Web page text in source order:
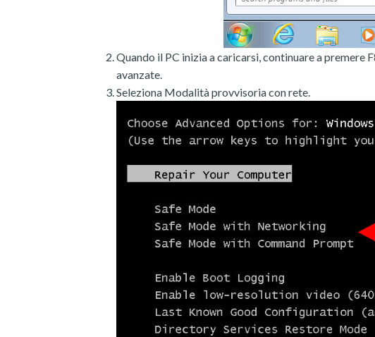
Quando il PC inizia a caricarsi, continuare a premere
avanzate.
Seleziona Modalità provvisoria con rete.